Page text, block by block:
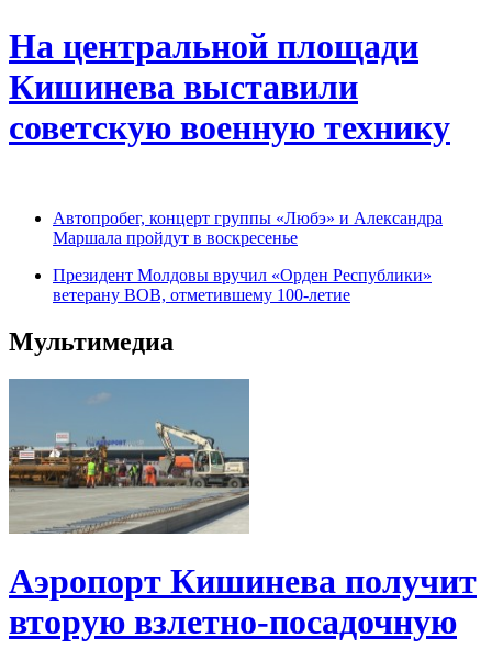
На центральной площади
Кишинева выставили
советскую военную технику
Автопробег, концерт группы «Любэ» и Александра
Маршала пройдут в воскресенье
Президент Молдовы вручил «Орден Республики»
ветерану ВОВ, отметившему 100-летие
Мультимедиа
Аэропорт Кишинева получит
вторую взлетно-посадочную